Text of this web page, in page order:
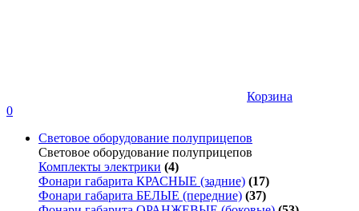
Корзина
0
Световое оборудование полуприцепов
Световое оборудование полуприцепов
Комплекты электрики (4)
Фонари габарита КРАСНЫЕ (задние) (17)
Фонари габарита БЕЛЫЕ (передние) (37)